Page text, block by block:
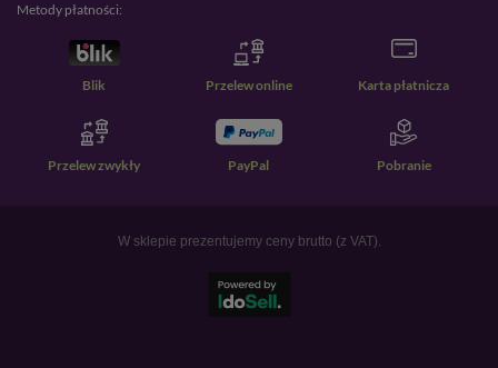
Metody płatności:
Blik Przelew online Karta płatnicza
Przelew zwykły PayPal Pobranie
W sklepie prezentujemy ceny brutto (z VAT).